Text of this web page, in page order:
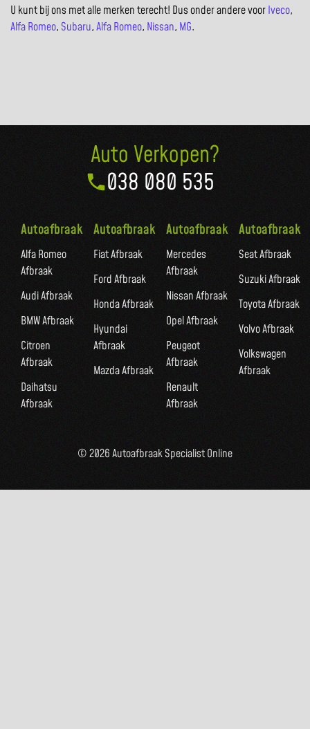
U kunt bij ons met alle merken terecht! Dus onder andere voorIveco,
Alfa Romeo, Subaru,Alfa Romeo, Nissan, MG.
Auto Verkopen?
038 080 535
Autoafbraak
Alfa Romeo
Afbraak
Audi Afbraak
BMW Afbraak
Citroen
Afbraak
Daihatsu
Afbraak
Autoafbraak
Fiat Afbraak
Ford Afbraak
Honda Afbraak
Hyundai
Afbraak
Mazda Afbraak
Autoafbraak
Mercedes
Afbraak
Nissan Afbraak
Opel Afbraak
Peugeot
Afbraak
Renault
Afbraak
Autoafbraak
Seat Afbraak
Suzuki Afbraak
Toyota Afbraak
Volvo Afbraak
Volkswagen
Afbraak
© 2026 Autoafbraak Specialist Online